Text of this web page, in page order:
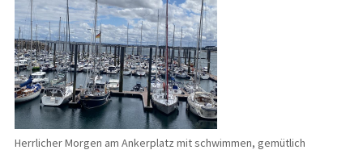
Herrlicher Morgen am Ankerplatz mit schwimmen, gemütlich